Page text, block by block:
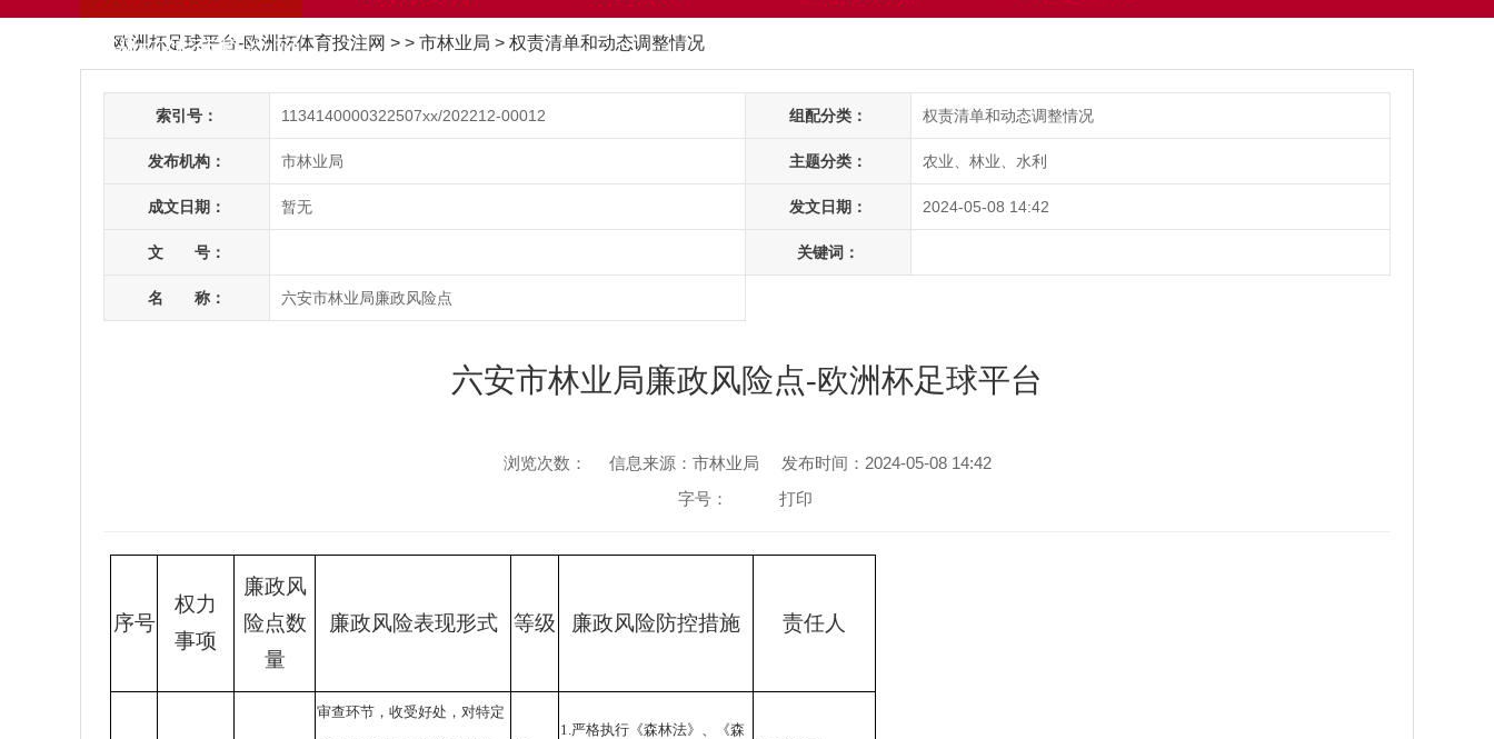
欧洲杯体育投注网
欧洲杯足球平台-欧洲杯体育投注网 > > 市林业局 > 权责清单和动态调整情况
索引号： 1134140000322507xx/202212-00012 组配分类： 权责清单和动态调整情况
发布机构： 市林业局 主题分类： 农业、林业、水利
成文日期： 暂无 发文日期： 2024-05-08 14:42
文 号： 关键词：
名 称： 六安市林业局廉政风险点
六安市林业局廉政风险点-欧洲杯足球平台
浏览次数： 信息来源：市林业局
发布时间：2024-05-08 14:42
字号：
打印
序号
权力
事项
廉政风
险点数
量
廉政风险表现形式 等级 廉政风险防控措施 责任人
审查环节，收受好处，对特定
1.严格执行《森林法》、《森